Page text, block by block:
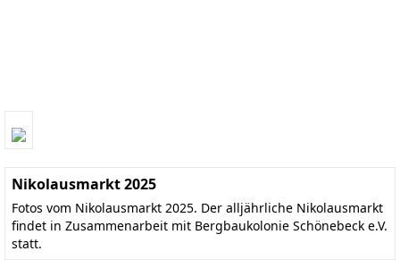
Nikolausmarkt 2025
Fotos vom Nikolausmarkt 2025. Der alljährliche Nikolausmarkt
findet in Zusammenarbeit mit Bergbaukolonie Schönebeck e.V.
statt.